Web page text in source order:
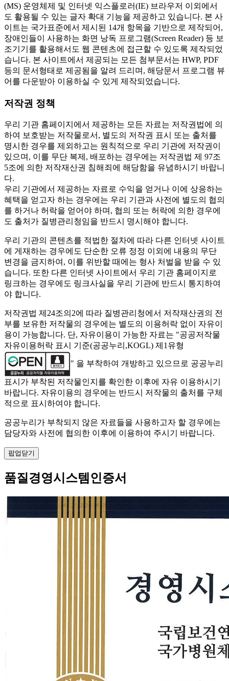
(MS) 운영체제 및 인터넷 익스플로러(IE) 브라우저 이외에서
도 활용될 수 있는 글자 확대 기능을 제공하고 있습니다. 본 사
이트는 국가표준에서 제시된 14개 항목을 기반으로 제작되어,
장애인들이 사용하는 화면 낭독 프로그램(Screen Reader) 등 보
조기기를 활용해서도 웹 콘텐츠에 접근할 수 있도록 제작되었
습니다. 본 사이트에서 제공되는 모든 첨부문서는 HWP, PDF
등의 문서형태로 제공됨을 알려 드리며, 해당문서 프로그램 뷰
어를 다운받아 이용하실 수 있게 제작되었습니다.
저작권 정책
우리 기관 홈페이지에서 제공하는 모든 자료는 저작권법에 의
하여 보호받는 저작물로서, 별도의 저작권 표시 또는 출처를
명시한 경우를 제외하고는 원칙적으로 우리 기관에 저작권이
있으며, 이를 무단 복제, 배포하는 경우에는 저작권법 제 97조
5조에 의한 저작재산권 침해죄에 해당함을 유념하시기 바랍니
다.
우리 기관에서 제공하는 자료로 수익을 얻거나 이에 상응하는
혜택을 얻고자 하는 경우에는 우리 기관과 사전에 별도의 협의
를 하거나 허락을 얻어야 하며, 협의 또는 허락에 의한 경우에
도 출처가 질병관리청임을 반드시 명시해야 합니다.
우리 기관의 콘텐츠를 적법한 절차에 따라 다른 인터넷 사이트
에 게재하는 경우에도 단순한 오류 정정 이외에 내용의 무단
변경을 금지하여, 이를 위반할 때에는 형사 처벌을 받을 수 있
습니다. 또한 다른 인터넷 사이트에서 우리 기관 홈페이지로
링크하는 경우에도 링크사실을 우리 기관에 반드시 통지하여
야 합니다.
저작권법 제24조의2에 따라 질병관리청에서 저작재산권의 전
부를 보유한 저작물의 경우에는 별도의 이용허락 없이 자유이
용이 가능합니다. 단, 자유이용이 가능한 자료는 "공공저작물
자유이용허락 표시 기준(공공누리,KOGL) 제1유형
" 을 부착하여 개방하고 있으므로 공공누리
표시가 부착된 저작물인지를 확인한 이후에 자유 이용하시기
바랍니다. 자유이용의 경우에는 반드시 저작물의 출처를 구체
적으로 표시하여야 합니다.
공공누리가 부착되지 않은 자료들을 사용하고자 할 경우에는
담당자와 사전에 협의한 이후에 이용하여 주시기 바랍니다.
팝업닫기
품질경영시스템인증서